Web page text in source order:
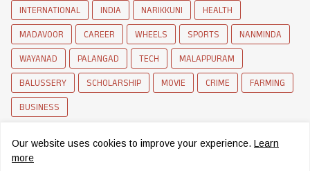
INTERNATIONAL
INDIA NARIKKUNI
HEALTH
MADAVOOR
CAREER WHEELS SPORTS
NANMINDA
WAYANAD
PALANGAD TECH
MALAPPURAM
BALUSSERY
SCHOLARSHIP MOVIE CRIME
FARMING
BUSINESS
Our website uses cookies to improve your experience. Learn
more